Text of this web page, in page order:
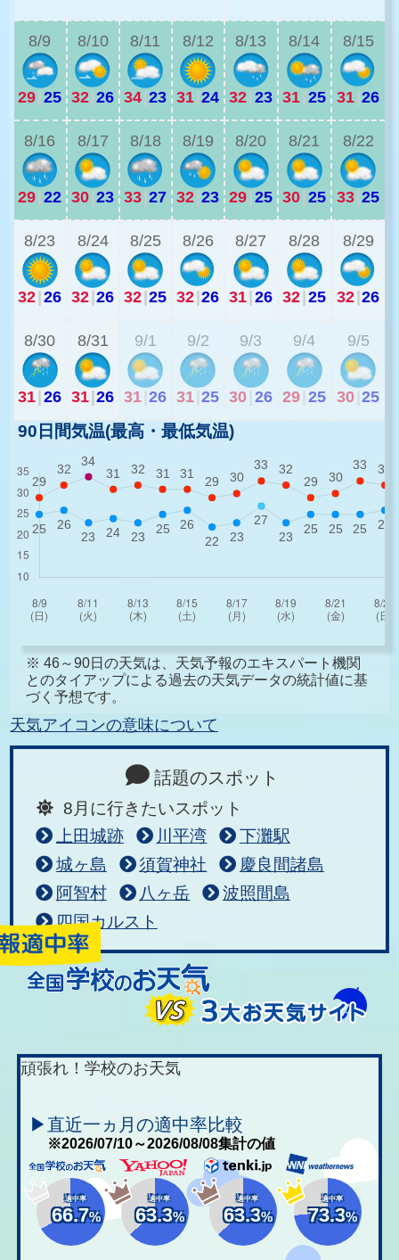
8/9
29|25
8/10
32|26
8/11
34|23
8/12
31|24
8/13
32|23
8/14
31|25
8/15
31|26
8/16
29|22
8/17
30|23
8/18
33|27
8/19
32|23
8/20
29|25
8/21
30|25
8/22
33|25
8/23
32|26
8/24
32|26
8/25
32|25
8/26
32|26
8/27
31|26
8/28
32|25
8/29
32|26
8/30
31|26
8/31
31|26
9/1
31 26
9/2
31 25
9/3
30 26
9/4
29 25
9/5
30 25
90日間気温(最高・最低気温)
※ 46～90日の天気は、天気予報のエキスパート機関
とのタイアップによる過去の天気データの統計値に基
づく予想です。
天気アイコンの意味について
話題のスポット
8月に行きたいスポット
上田城跡
川平湾
下灘駅
城ヶ島
須賀神社
慶良間諸島
阿智村
八ヶ岳
波照間島
四国カルスト
頑張れ！学校のお天気
▶直近一ヵ月の適中率比較
※2026/07/10～2026/08/08集計の値
適中率
66.7%
適中率
63.3%
適中率
63.3%
適中率
73.3%